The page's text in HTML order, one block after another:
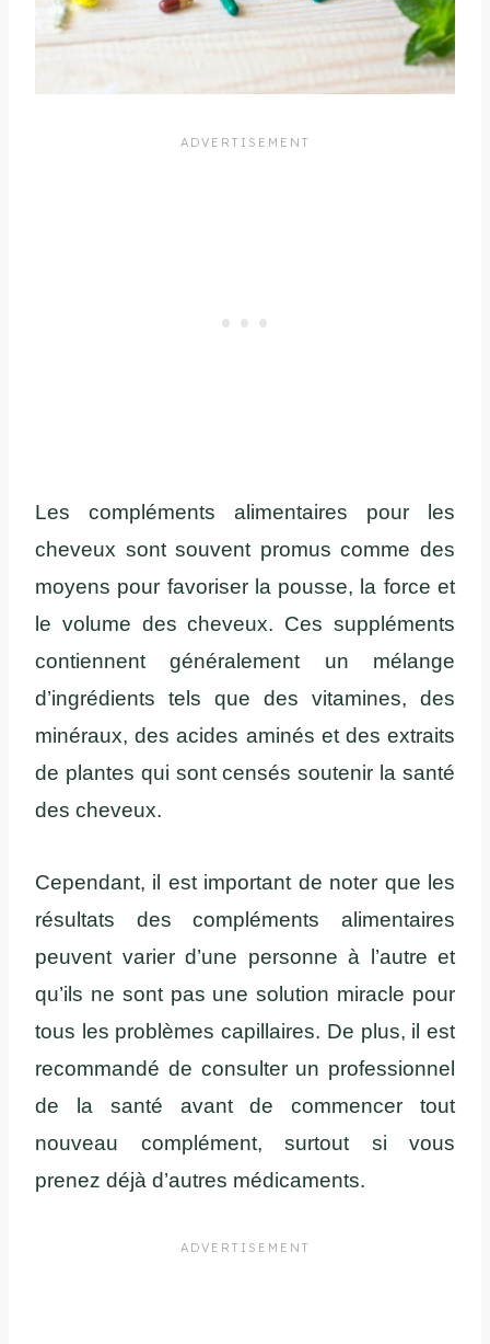
Les compléments alimentaires pour les
cheveux sont souvent promus comme des
moyens pour favoriser la pousse, la force et
le volume des cheveux. Ces suppléments
contiennent généralement un mélange
d’ingrédients tels que des vitamines, des
minéraux, des acides aminés et des extraits
de plantes qui sont censés soutenir la santé
des cheveux.
Cependant, il est important de noter que les
résultats des compléments alimentaires
peuvent varier d’une personne à l’autre et
qu’ils ne sont pas une solution miracle pour
tous les problèmes capillaires. De plus, il est
recommandé de consulter un professionnel
de la santé avant de commencer tout
nouveau complément, surtout si vous
prenez déjà d’autres médicaments.